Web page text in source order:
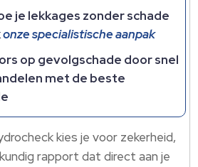
je lekkages zonder schade
onze specialistische aanpak
op gevolgschade door snel
met de beste
kies je voor zekerheid,
rapport dat direct aan je